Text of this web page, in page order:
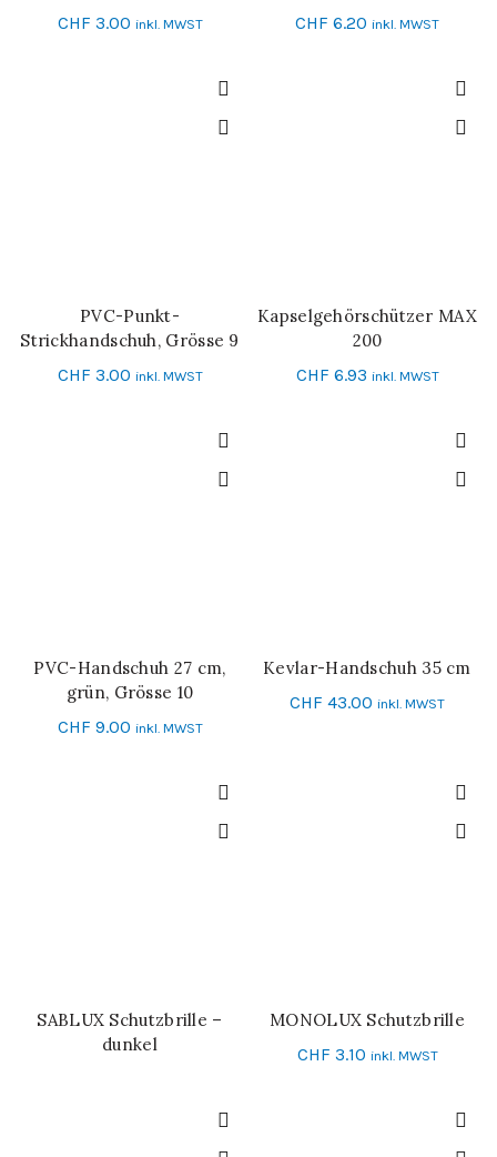
10
CHF 3.00 inkl. MWST
CHF 6.20 inkl. MWST
IN DEN WARENKORB
PVC-Punkt-
Strickhandschuh, Grösse 9
CHF 3.00 inkl. MWST
IN DEN WARENKORB
Kapselgehörschützer MAX
200
CHF 6.93 inkl. MWST
IN DEN WARENKORB
PVC-Handschuh 27 cm,
grün, Grösse 10
CHF 9.00 inkl. MWST
IN DEN WARENKORB
Kevlar-Handschuh 35 cm
CHF 43.00 inkl. MWST
WEITERLESEN
SABLUX Schutzbrille –
dunkel
IN DEN WARENKORB
MONOLUX Schutzbrille
CHF 3.10 inkl. MWST